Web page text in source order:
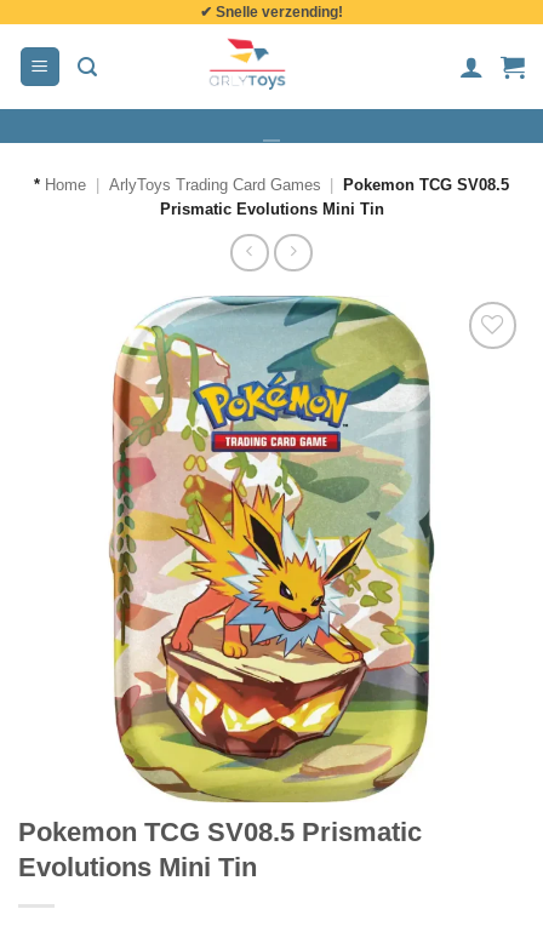
inhoud
✔ Snelle verzending!
* Home ArlyToys Trading Card Games
Pokemon TCG SV08.5
Prismatic Evolutions Mini Tin
Pokemon TCG SV08.5 Prismatic
Evolutions Mini Tin